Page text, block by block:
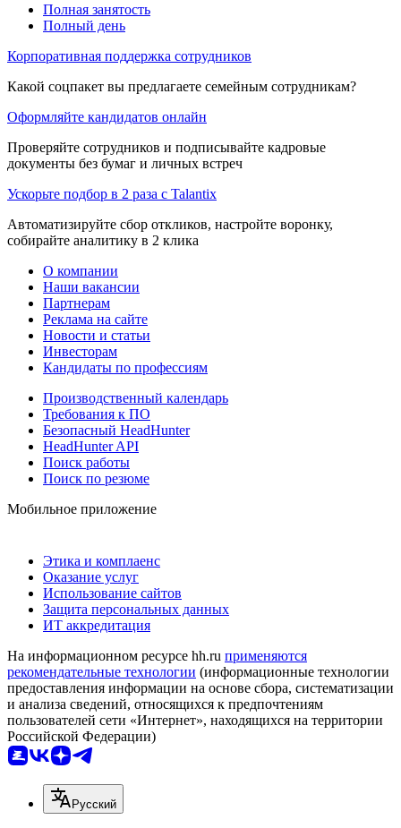
Полная занятость
Полный день
Корпоративная поддержка сотрудников
Какой соцпакет вы предлагаете семейным сотрудникам?
Оформляйте кандидатов онлайн
Проверяйте сотрудников и подписывайте кадровые
документы без бумаг и личных встреч
Ускорьте подбор в 2 раза с Talantix
Автоматизируйте сбор откликов, настройте воронку,
собирайте аналитику в 2 клика
О компании
Наши вакансии
Партнерам
Реклама на сайте
Новости и статьи
Инвесторам
Кандидаты по профессиям
Производственный календарь
Требования к ПО
Безопасный HeadHunter
HeadHunter API
Поиск работы
Поиск по резюме
Мобильное приложение
Этика и комплаенс
Оказание услуг
Использование сайтов
Защита персональных данных
ИТ аккредитация
На информационном ресурсе hh.ru применяются
рекомендательные технологии (информационные технологии
предоставления информации на основе сбора, систематизации
и анализа сведений, относящихся к предпочтениям
пользователей сети «Интернет», находящихся на территории
Российской Федерации)
Русский